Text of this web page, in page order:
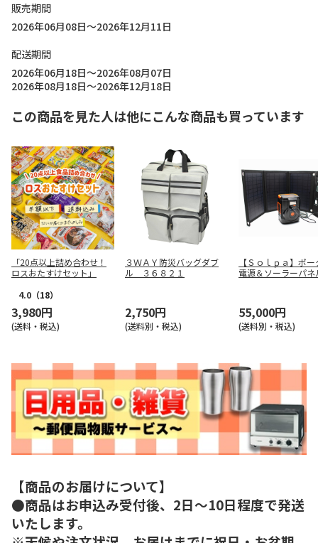
販売期間
2026年06月08日～2026年12月11日
配送期間
2026年06月18日～2026年08月07日
2026年08月18日～2026年12月18日
この商品を見た人は他にこんな商品も買っています
「20点以上詰め合わせ！
ロスおたすけセット」
4.0 （18）
3,980円
(送料・税込)
３ＷＡＹ防災バッグダブ
ル ３６８２１
2,750円
(送料別・税込)
【Ｓｏｌｐａ】ポ
電源＆ソーラーパ
55,000円
(送料別・税込)
【商品のお届けについて】
●商品はお申込み受付後、2日～10日程度で発送
いたします。